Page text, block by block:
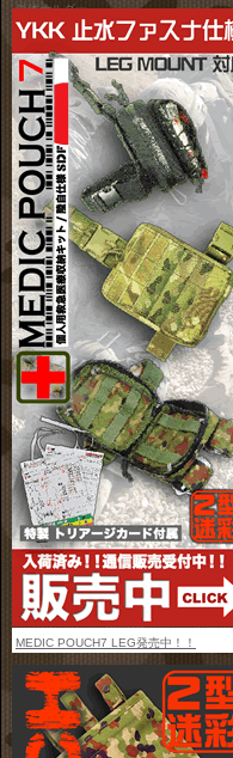
単体ホルダー
MEDIC POUCH7 LEG発売中！！